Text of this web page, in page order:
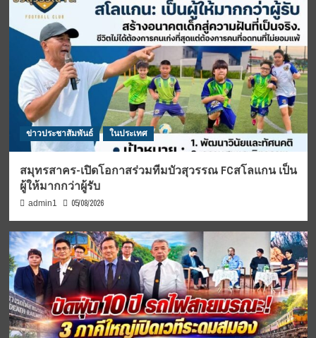
ข่าวประชาสัมพันธ์ ในประเทศ
สมุทรสาคร-เปิดโอกาสร่วมทีมบัวสุวรรณ FCสโลแกน เป็น
ผู้ให้มากกว่าผู้รับ
admin1 05/08/2026